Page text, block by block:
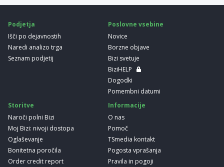
Podjetja
Išči po dejavnostih
Naredi analizo trga
Seznam podjetij
Poslovne vsebine
Novice
Borzne objave
Bizi svetuje
BiziHELP
Dogodki
Pomembni datumi
Storitve
Naroči polni Bizi
Moj Bizi: nivoji dostopa
Oglaševanje
Bonitetna poročila
Order credit report
Informacije
O nas
Pomoč
TSmedia kontakt
Pogosta vprašanja
Pravila in pogoji